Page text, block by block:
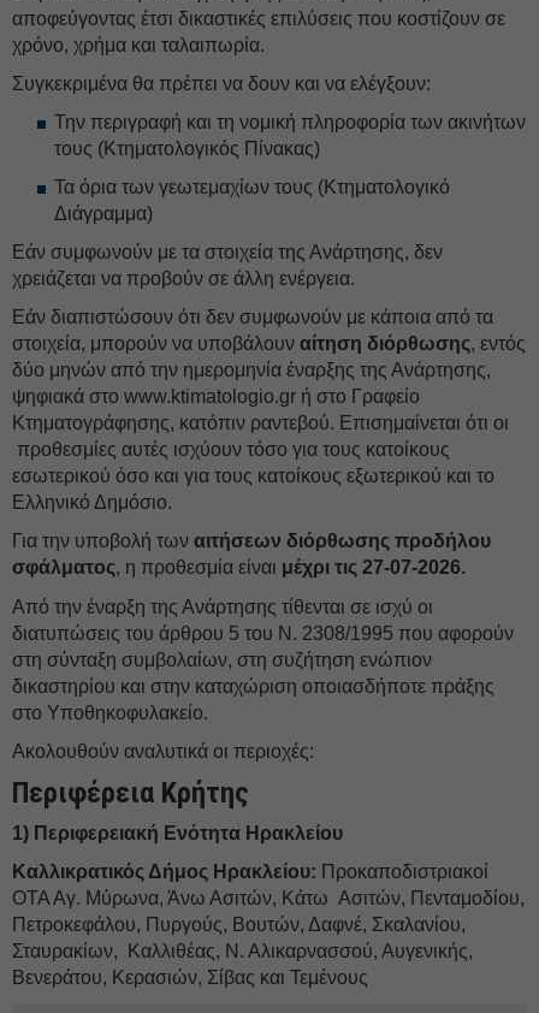
αποφεύγοντας έτσι δικαστικές επιλύσεις που κοστίζουν σε
χρόνο, χρήμα και ταλαιπωρία.
Συγκεκριμένα θα πρέπει να δουν και να ελέγξουν:
Την περιγραφή και τη νομική πληροφορία των ακινήτων
τους (Κτηματολογικός Πίνακας)
Τα όρια των γεωτεμαχίων τους (Κτηματολογικό
Διάγραμμα)
Εάν συμφωνούν με τα στοιχεία της Ανάρτησης, δεν
χρειάζεται να προβούν σε άλλη ενέργεια.
Εάν διαπιστώσουν ότι δεν συμφωνούν με κάποια από τα
στοιχεία, μπορούν να υποβάλουν αίτηση διόρθωσης, εντός
δύο μηνών από την ημερομηνία έναρξης της Ανάρτησης,
ψηφιακά στο www.ktimatologio.gr ή στο Γραφείο
Κτηματογράφησης, κατόπιν ραντεβού. Επισημαίνεται ότι οι
προθεσμίες αυτές ισχύουν τόσο για τους κατοίκους
εσωτερικού όσο και για τους κατοίκους εξωτερικού και το
Ελληνικό Δημόσιο.
Για την υποβολή των αιτήσεων διόρθωσης προδήλου
σφάλματος, η προθεσμία είναι μέχρι τις 27-07-2026.
Από την έναρξη της Ανάρτησης τίθενται σε ισχύ οι
διατυπώσεις του άρθρου 5 του Ν. 2308/1995 που αφορούν
στη σύνταξη συμβολαίων, στη συζήτηση ενώπιον
δικαστηρίου και στην καταχώριση οποιασδήποτε πράξης
στο Υποθηκοφυλακείο.
Ακολουθούν αναλυτικά οι περιοχές:
Περιφέρεια Κρήτης
1) Περιφερειακή Ενότητα Ηρακλείου
Καλλικρατικός Δήμος Ηρακλείου: Προκαποδιστριακοί
ΟΤΑ Αγ. Μύρωνα, Άνω Ασιτών, Κάτω Ασιτών, Πενταμοδίου,
Πετροκεφάλου, Πυργούς, Βουτών, Δαφνέ, Σκαλανίου,
Σταυρακίων,
Καλλιθέας, Ν. Αλικαρνασσού, Αυγενικής,
Βενεράτου, Κερασιών, Σίβας και Τεμένους